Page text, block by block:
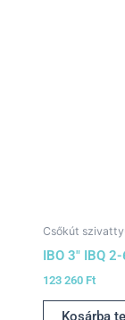
Csőkút
IBO 3″ IBQ
123 260 Ft
Kosárba